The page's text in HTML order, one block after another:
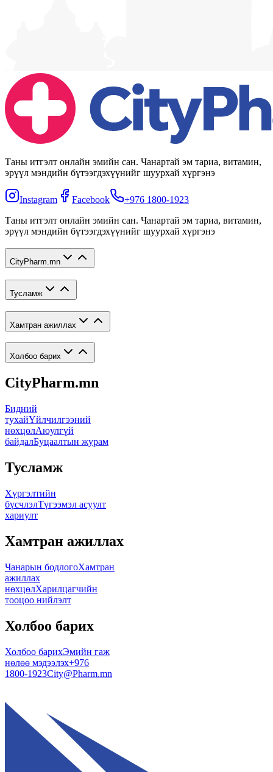
Таны итгэлт онлайн эмийн сан. Чанартай эм тариа, витамин,
эрүүл мэндийн бүтээгдэхүүнийг шуурхай хүргэнэ
Instagram Facebook
+976 1800-1923
Таны итгэлт онлайн эмийн сан. Чанартай эм тариа, витамин,
эрүүл мэндийн бүтээгдэхүүнийг шуурхай хүргэнэ
CityPharm.mn
Тусламж
Хамтран ажиллах
Холбоо барих
CityPharm.mn
Бидний
тухайҮйлчилгээний
нөхцөлАюулгүй
байдалБуцаалтын журам
Тусламж
Хүргэлтийн
бүсчлэлТүгээмэл асуулт
хариулт
Хамтран ажиллах
Чанарын бодлогоХамтран
ажиллах
нөхцөлХарилцагчийн
тооцоо нийлэлт
Холбоо барих
Холбоо барихЭмийн гаж
нөлөө мэдээлэх+976
1800-1923City@Pharm.mn